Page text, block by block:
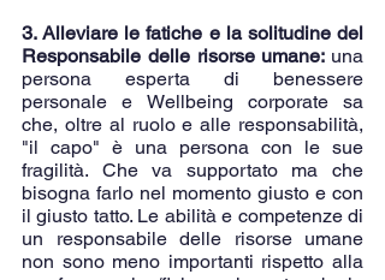
3. Alleviare le fatiche e la solitudine del
Responsabile delle risorse umane: una
persona esperta di benessere
personale e Wellbeing corporate sa
che, oltre al ruolo e alle responsabilità,
"il capo" è una persona con le sue
fragilità. Che va supportato ma che
bisogna farlo nel momento giusto e con
il giusto tatto. Le abilità e competenze di
un responsabile delle risorse umane
non sono meno importanti rispetto alla